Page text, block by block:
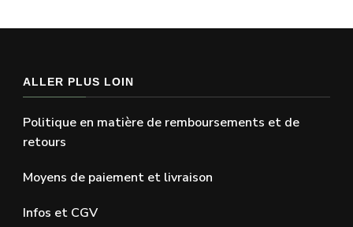
ALLER PLUS LOIN
Politique en matière de remboursements et de
retours
Moyens de paiement et livraison
Infos et CGV